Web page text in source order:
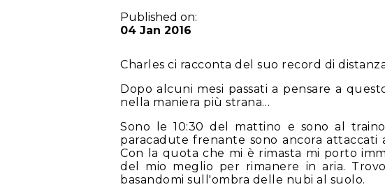
Published on:
04 Jan 2016
Charles ci racconta del suo record di
Dopo alcuni mesi passati a pensare a
nella maniera più strana…
Sono le 10:30 del mattino e sono al
paracadute frenante sono ancora attaccati
Con la quota che mi è rimasta mi porto
del mio meglio per rimanere in aria.
basandomi sull'ombra delle nubi al suolo.